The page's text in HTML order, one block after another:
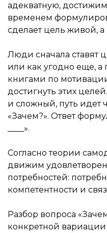
адекватную,
временем
сделает цель живой,
Люди сначала ставят
или как угодно еще, а
книгами по
достигнуть этих
и сложный, путь идет
«Зачем?». Ответ
____».
Согласно теории
движим
потребностей:
компетентности и
Разбор вопроса
конкретной вариации